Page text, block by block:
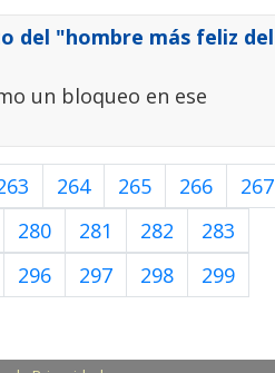
del "hombre más feliz del
un bloqueo en ese
264 265 266
267
280 281 282
283
296 297 298
299